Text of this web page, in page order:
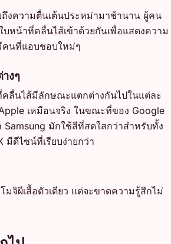
งความตื่นเต้นประหม่ามาช้านาน ผู้คน
บหน้าที่คลื่นไส้เข้าด้วยกันเพื่อแสดงความ
คนที่แอบชอบใหม่ๆ
งๆ
คลื่นไส้มีลักษณะแตกต่างกันไปในแต่ละ
เหมือนจริง ในขณะที่ของ Google
Samsung มักใช้สีที่สดใสกว่าสำหรับทั้ง
มีดีไซน์ที่เรียบง่ายกว่า
มจิผีเสื้อตัวเดียว แต่จะขาดความรู้สึกไม่